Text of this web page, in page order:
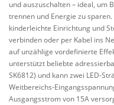
und auszuschalten – ideal, um
trennen und Energie zu
kinderleichte Einrichtung und
verbinden oder per Kabel ins
auf unzählige vordefinierte
unterstützt beliebte
SK6812) und kann zwei LED-
Weitbereichs-
Ausgangsstrom von 15A